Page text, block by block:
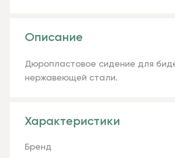
Описание
Дюропластовое сидение для
нержавеющей стали.
Характеристики
Бренд